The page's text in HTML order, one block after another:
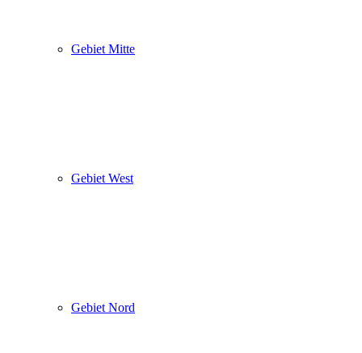
Gebiet Mitte
Gebiet West
Gebiet Nord